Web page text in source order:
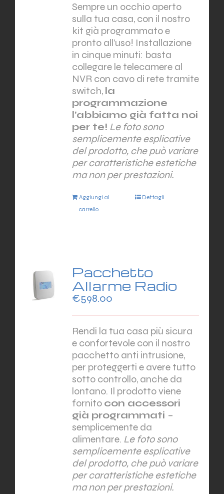
Sempre un occhio aperto
sulla tua casa, con il nostro
kit già programmato e
pronto all’uso! Installazione
in cinque minuti: basta
collegare le telecamere al
NVR con cavo di rete tramite
switch, la
programmazione
l’abbiamo già fatta noi
per te! Le foto sono
semplicemente esplicative
del prodotto, che può variare
per caratteristiche estetiche
ma non per prestazioni.
Aggiungi al
carrello
Dettagli
Pacchetto
Allarme Radio
€598.00
Rendi la tua casa più sicura
e confortevole con il nostro
pacchetto anti intrusione,
per proteggerti e avere tutto
sotto controllo, anche da
lontano. Il prodotto viene
fornito con accessori
già programmati –
semplicemente da
alimentare. Le foto sono
semplicemente esplicative
del prodotto, che può variare
per caratteristiche estetiche
ma non per prestazioni.